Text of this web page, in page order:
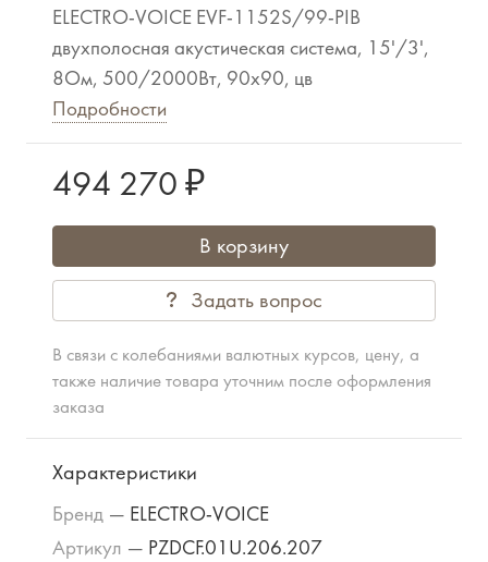
ELECTRO-VOICE EVF-1152S/99-PIB
двухполосная акустическая система, 15'/3',
8Ом, 500/2000Вт, 90x90, цв
Подробности
494 270 ₽
В корзину
Задать вопрос
В связи с колебаниями валютных курсов, цену, а
также наличие товара уточним после оформления
заказа
Характеристики
Бренд — ELECTRO-VOICE
Артикул — PZDCF.01U.206.207